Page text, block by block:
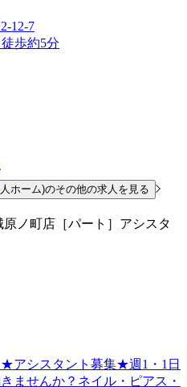
12-7
歩約5分
ホーム)のその他の求人を見る
ノ町店［パート］アシスタ
★アシスタント募集★週1・1日
ませんか？ネイル・ピアス・